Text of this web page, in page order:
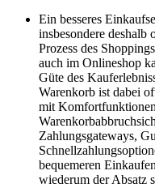
Ein besseres
insbesondere deshalb
Prozess des
auch im Onlineshop
Güte des
Warenkorb ist dabei
mit
Zahlungsgateways,
bequemeren
wiederum der Absatz